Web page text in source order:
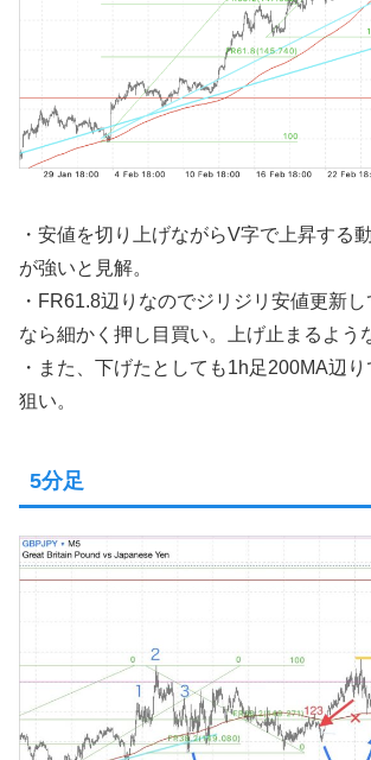
・安値を切り上げながらV字で上昇する
が強いと見解。
・FR61.8辺りなのでジリジリ安値更新
なら細かく押し目買い。上げ止まるよう
・また、下げたとしても1h足200MA辺
狙い。
5分足